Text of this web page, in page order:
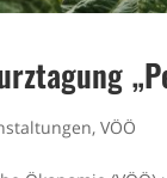
,VÖÖ